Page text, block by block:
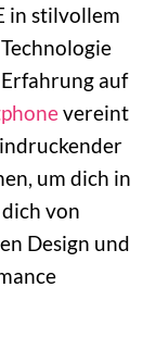
in stilvollem
auf
vereint
um dich in
von
Design und